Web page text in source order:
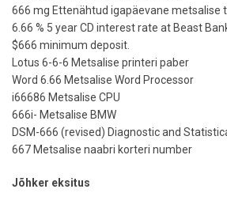
666 mg Ettenähtud igapäevane metsalise
6.66 % 5 year CD interest rate at Beast
$666 minimum deposit.
Lotus 6-6-6 Metsalise printeri paber
Word 6.66 Metsalise Word Processor
i66686 Metsalise CPU
666i- Metsalise BMW
DSM-666 (revised) Diagnostic and
667 Metsalise naabri korteri number
Jõhker eksitus